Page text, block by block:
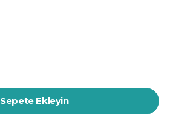
Sepete Ekleyin